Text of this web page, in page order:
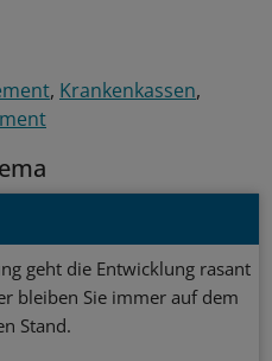
Krankenkassen
geht die Entwicklung rasant
bleiben Sie immer auf dem
Stand.